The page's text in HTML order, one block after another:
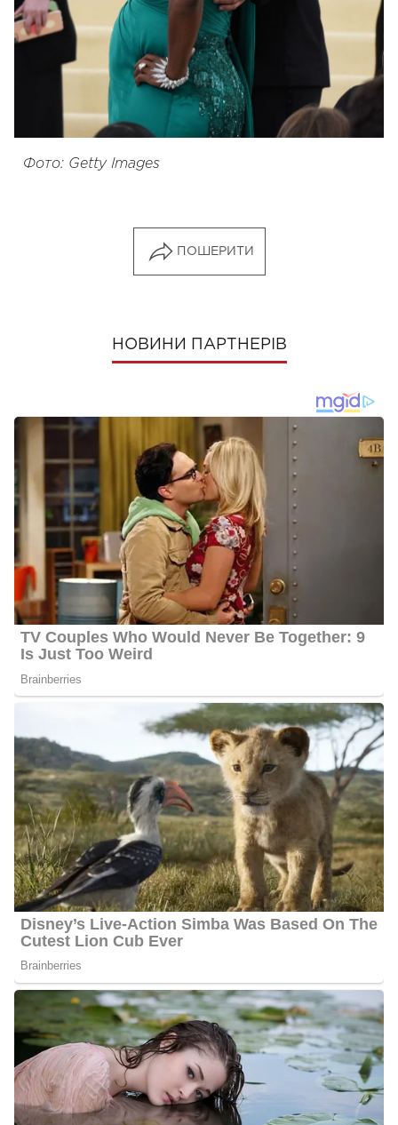
Фото: Getty Images
ПОШЕРИТИ
НОВИНИ ПАРТНЕРІВ